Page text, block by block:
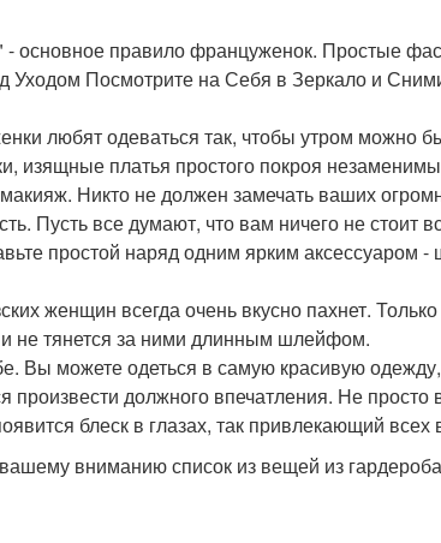
правило француженок. Простые
Уходом Посмотрите на Себя в Зеркало и
любят одеваться так, чтобы утром можно
изящные платья простого покроя
Никто не должен замечать ваших
Пусть все думают, что вам ничего не стоит
простой наряд одним ярким аксессуаром
женщин всегда очень вкусно пахнет.
и не тянется за ними длинным шлейфом.
Вы можете одеться в самую красивую
произвести должного впечатления. Не просто
блеск в глазах, так привлекающий всех
вниманию список из вещей из